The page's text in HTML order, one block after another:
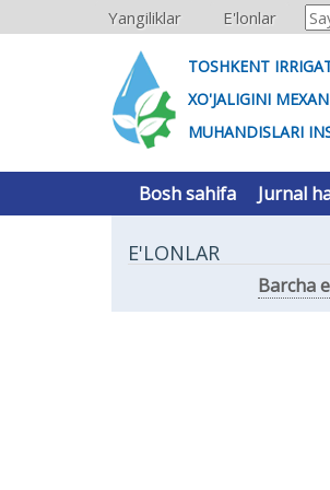
Yangiliklar E'lonlar
TOSHKENT
XO'JALIGINI
MUHANDISLARI
Bosh sahifa Jurnal
E'LONLAR
Barcha